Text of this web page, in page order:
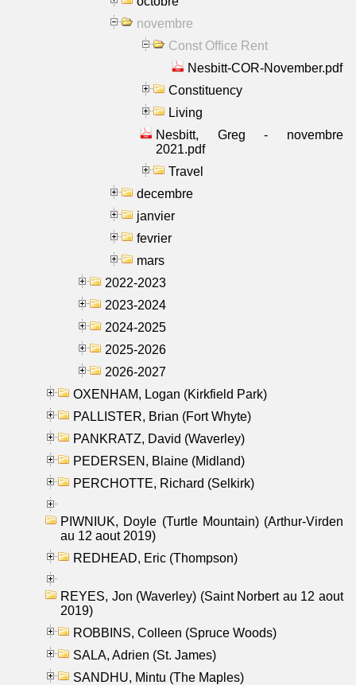
novembre
Const Office Rent
Nesbitt-COR-November.pdf
Constituency
Living
Nesbitt, Greg - novembre
2021.pdf
Travel
decembre
janvier
fevrier
mars
2022-2023
2023-2024
2024-2025
2025-2026
2026-2027
OXENHAM, Logan (Kirkfield Park)
PALLISTER, Brian (Fort Whyte)
PANKRATZ, David (Waverley)
PEDERSEN, Blaine (Midland)
PERCHOTTE, Richard (Selkirk)
PIWNIUK, Doyle (Turtle Mountain) (Arthur-Virden
au 12 aout 2019)
REDHEAD, Eric (Thompson)
REYES, Jon (Waverley) (Saint Norbert au 12 aout
2019)
ROBBINS, Colleen (Spruce Woods)
SALA, Adrien (St. James)
SANDHU, Mintu (The Maples)